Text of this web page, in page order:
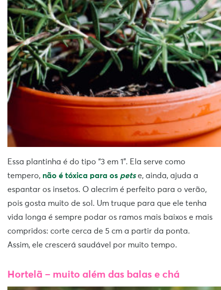
Essa plantinha é do tipo “3 em 1”. Ela serve como
tempero, não é tóxica para os petse, ainda, ajuda a
espantar os insetos. O alecrim é perfeito para o verão,
pois gosta muito de sol. Um truque para que ele tenha
vida longa é sempre podar os ramos mais baixos e mais
compridos: corte cerca de 5 cm a partir da ponta.
Assim, ele crescerá saudável por muito tempo.
Hortelã – muito além das balas e chá